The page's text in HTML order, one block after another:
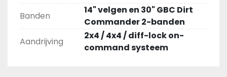
Banden
14" velgen en 30" GBC Dirt
Commander 2-banden
Aandrijving
2x4 / 4x4 / diff-lock on-
command systeem